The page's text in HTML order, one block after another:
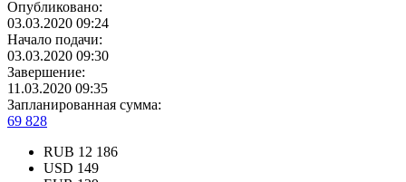
Опубликовано:
03.03.2020 09:24
Начало подачи:
03.03.2020 09:30
Завершение:
11.03.2020 09:35
Запланированная сумма:
69 828
RUB 12 186
USD 149